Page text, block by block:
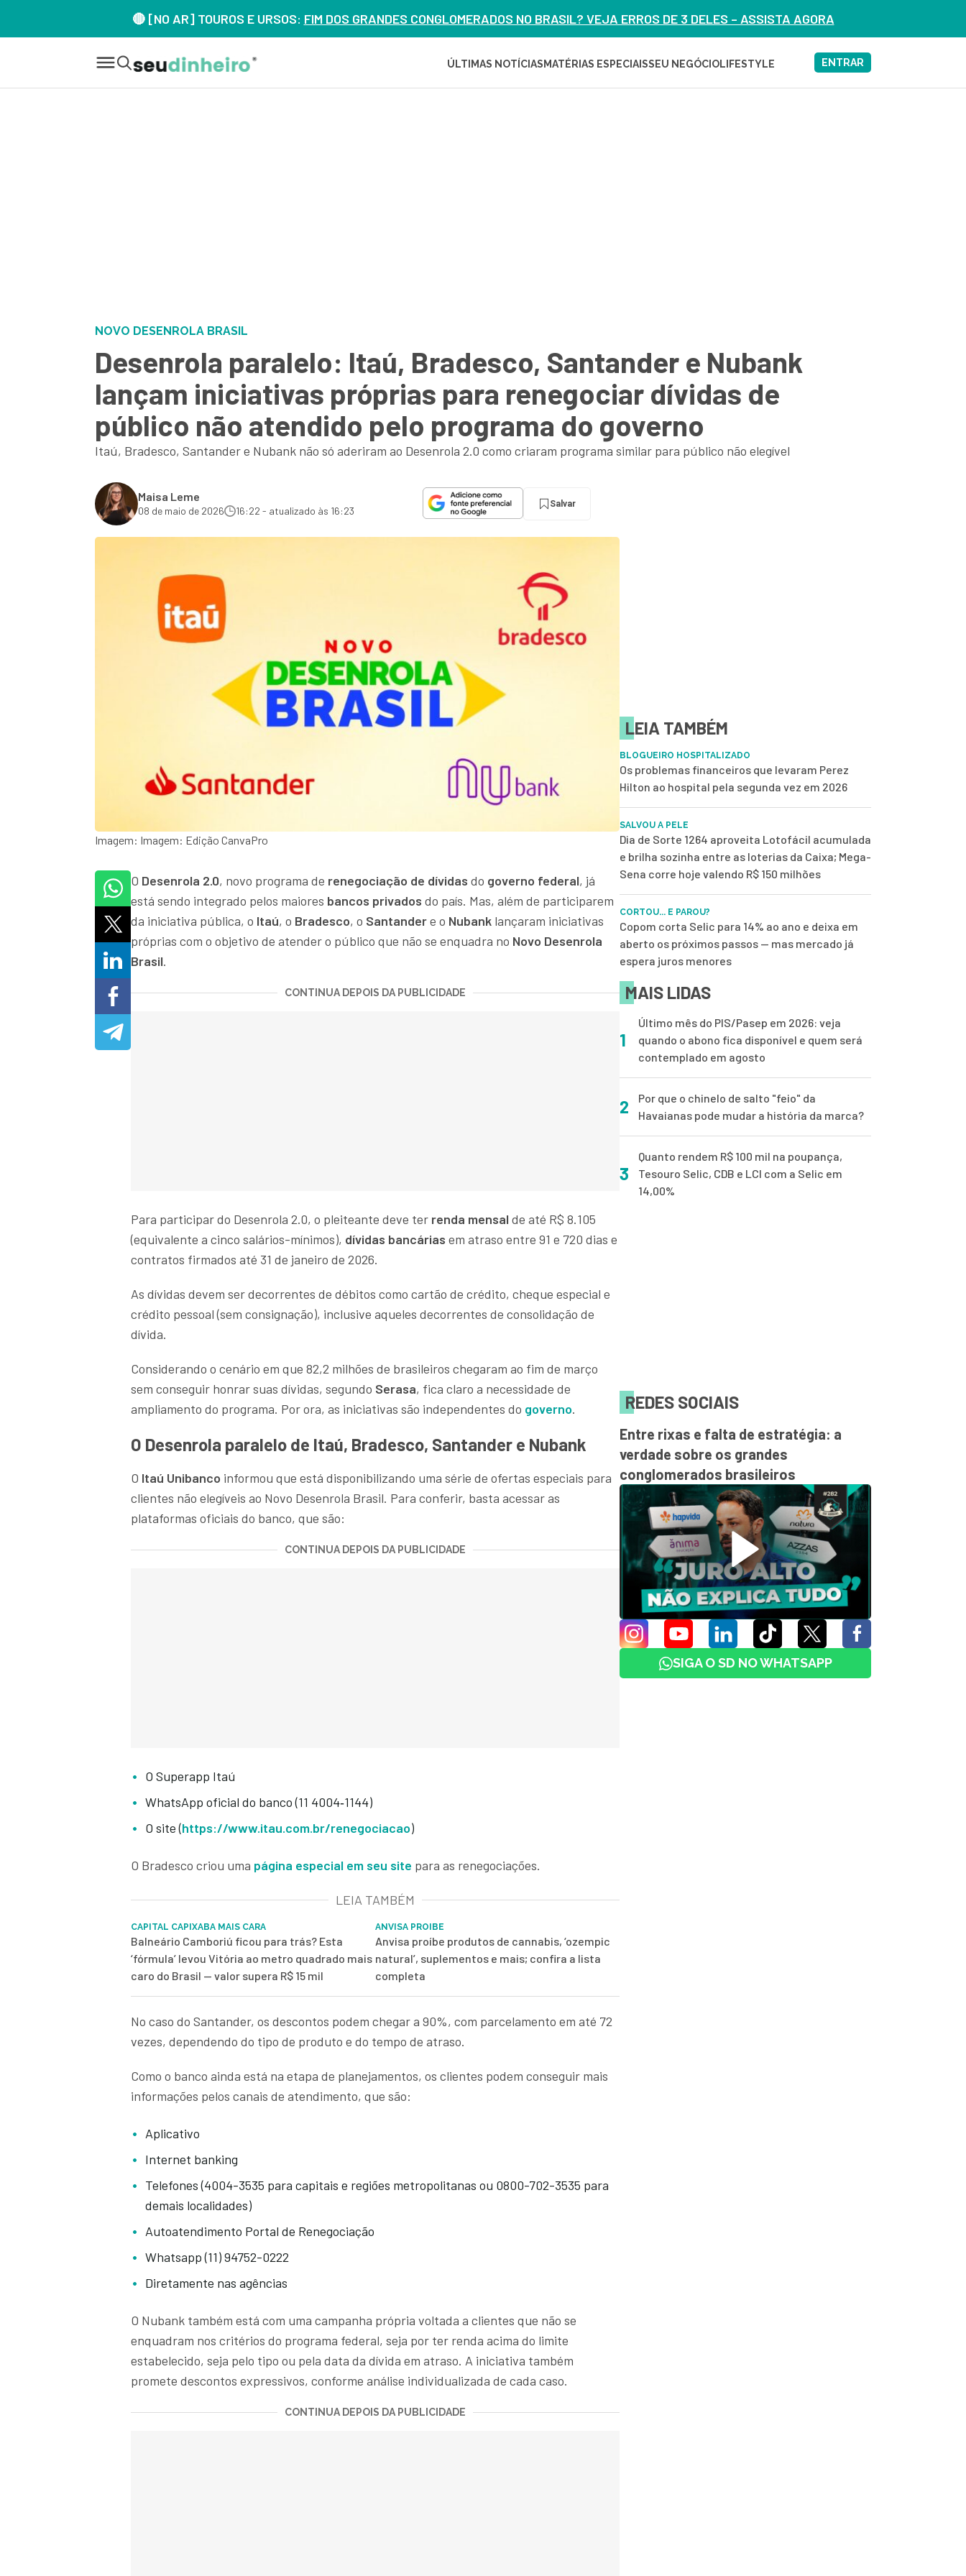
🔴 [NO AR] TOUROS E URSOS: FIM DOS GRANDES CONGLOMERADOS NO BRASIL? VEJA ERROS DE 3 DELES – ASSISTA AGORA
ÚLTIMAS NOTÍCIAS MATÉRIAS ESPECIAISSEU NEGÓCIOLIFESTYLE ENTRAR
NOVO DESENROLA BRASIL
Desenrola paralelo: Itaú, Bradesco, Santander e Nubank
lançam iniciativas próprias para renegociar dívidas de
público não atendido pelo programa do governo
Itaú, Bradesco, Santander e Nubank não só aderiram ao Desenrola 2.0 como criaram programa similar para público não elegível
Maisa Leme
08 de maio de 2026 16:22 - atualizado às 16:23
Salvar
Imagem: Imagem: Edição CanvaPro
O Desenrola 2.0, novo programa de renegociação de dívidas do governo federal, já
está sendo integrado pelos maiores bancos privados do país. Mas, além de participarem
da iniciativa pública, o Itaú, o Bradesco, o Santandere o Nubank lançaram iniciativas
próprias com o objetivo de atender o público que não se enquadra no Novo Desenrola
Brasil.
CONTINUA DEPOIS DA PUBLICIDADE
Para participar do Desenrola 2.0, o pleiteante deve ter renda mensal de até R$ 8.105
(equivalente a cinco salários-mínimos), dívidas bancárias em atraso entre 91 e 720 dias e
contratos firmados até 31 de janeiro de 2026.
As dívidas devem ser decorrentes de débitos como cartão de crédito, cheque especial e
crédito pessoal (sem consignação), inclusive aqueles decorrentes de consolidação de
dívida.
Considerando o cenário em que 82,2 milhões de brasileiros chegaram ao fim de março
sem conseguir honrar suas dívidas, segundo Serasa, fica claro a necessidade de
ampliamento do programa. Por ora, as iniciativas são independentes do governo.
O Desenrola paralelo de Itaú, Bradesco, Santander e Nubank
O Itaú Unibanco informou que está disponibilizando uma série de ofertas especiais para
clientes não elegíveis ao Novo Desenrola Brasil. Para conferir, basta acessar as
plataformas oficiais do banco, que são:
CONTINUA DEPOIS DA PUBLICIDADE
O Superapp Itaú
WhatsApp oficial do banco (11 4004‑1144)
O site (https://www.itau.com.br/renegociacao)
O Bradesco criou uma página especial em seu site para as renegociações.
LEIA TAMBÉM
CAPITAL CAPIXABA MAIS CARA
Balneário Camboriú ficou para trás? Esta
‘fórmula’ levou Vitória ao metro quadrado mais
caro do Brasil — valor supera R$ 15 mil
ANVISA PROIBE
Anvisa proíbe produtos de cannabis, ‘ozempic
natural’, suplementos e mais; confira a lista
completa
No caso do Santander, os descontos podem chegar a 90%, com parcelamento em até 72
vezes, dependendo do tipo de produto e do tempo de atraso.
Como o banco ainda está na etapa de planejamentos, os clientes podem conseguir mais
informações pelos canais de atendimento, que são:
Aplicativo
Internet banking
Telefones (4004-3535 para capitais e regiões metropolitanas ou 0800-702-3535 para
demais localidades)
Autoatendimento Portal de Renegociação
Whatsapp (11) 94752-0222
Diretamente nas agências
O Nubank também está com uma campanha própria voltada a clientes que não se
enquadram nos critérios do programa federal, seja por ter renda acima do limite
estabelecido, seja pelo tipo ou pela data da dívida em atraso. A iniciativa também
promete descontos expressivos, conforme análise individualizada de cada caso.
CONTINUA DEPOIS DA PUBLICIDADE
LEIA TAMBÉM
BLOGUEIRO HOSPITALIZADO
Os problemas financeiros que levaram Perez
Hilton ao hospital pela segunda vez em 2026
SALVOU A PELE
Dia de Sorte 1264 aproveita Lotofácil acumulada
e brilha sozinha entre as loterias da Caixa; Mega-
Sena corre hoje valendo R$ 150 milhões
CORTOU... E PAROU?
Copom corta Selic para 14% ao ano e deixa em
aberto os próximos passos — mas mercado já
espera juros menores
MAIS LIDAS
1
Último mês do PIS/Pasep em 2026: veja
quando o abono fica disponível e quem será
contemplado em agosto
2
Por que o chinelo de salto "feio" da
Havaianas pode mudar a história da marca?
3
Quanto rendem R$ 100 mil na poupança,
Tesouro Selic, CDB e LCI com a Selic em
14,00%
REDES SOCIAIS
Entre rixas e falta de estratégia: a
verdade sobre os grandes
conglomerados brasileiros
SIGA O SD NO WHATSAPP